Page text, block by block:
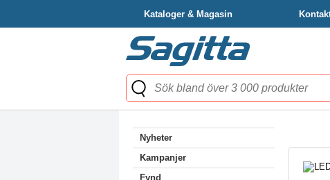
Kataloger & Magasin
Nyheter
Kampanjer
Fynd